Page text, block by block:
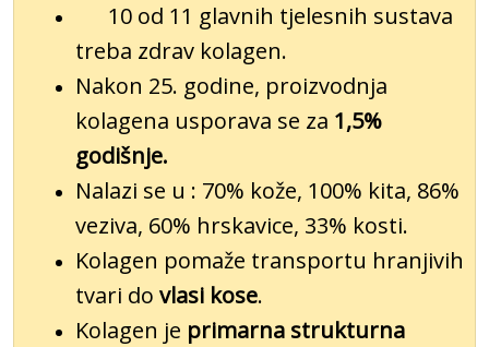
10 od 11 glavnih tjelesnih sustava
treba zdrav kolagen.
Nakon 25. godine, proizvodnja
kolagena usporava se za 1,5%
godišnje.
Nalazi se u : 70% kože, 100% kita, 86%
veziva, 60% hrskavice, 33% kosti.
Kolagen pomaže transportu hranjivih
tvari do vlasi kose.
Kolagen je primarna strukturna